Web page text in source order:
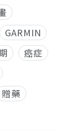
GARMIN
癌症
贈藥